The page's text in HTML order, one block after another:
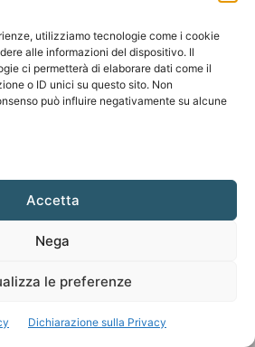
utilizziamo tecnologie come i cookie
alle informazioni del dispositivo. Il
ci permetterà di elaborare dati come il
o ID unici su questo sito. Non
può influire negativamente su alcune
Accetta
Nega
le preferenze
Dichiarazione sulla Privacy